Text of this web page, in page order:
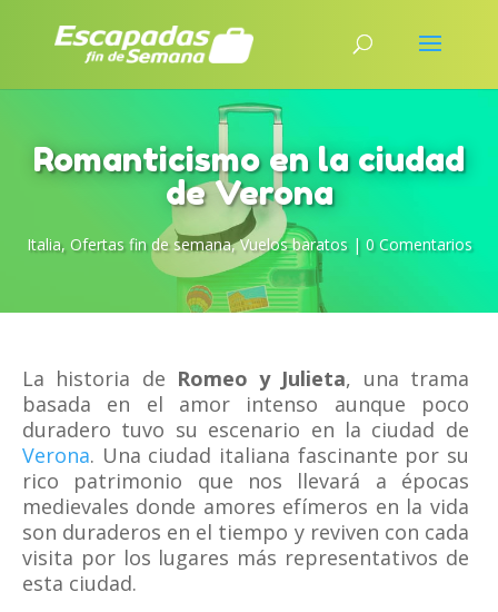
Romanticismo en la ciudad
de Verona
Italia, Ofertas fin de semana,Vuelos baratos| 0 Comentarios
La historia de Romeo y Julieta, una trama
basada en el amor intenso aunque poco
duradero tuvo su escenario en la ciudad de
Verona. Una ciudad italiana fascinante por su
rico patrimonio que nos llevará a épocas
medievales donde amores efímeros en la vida
son duraderos en el tiempo y reviven con cada
visita por los lugares más representativos de
esta ciudad.